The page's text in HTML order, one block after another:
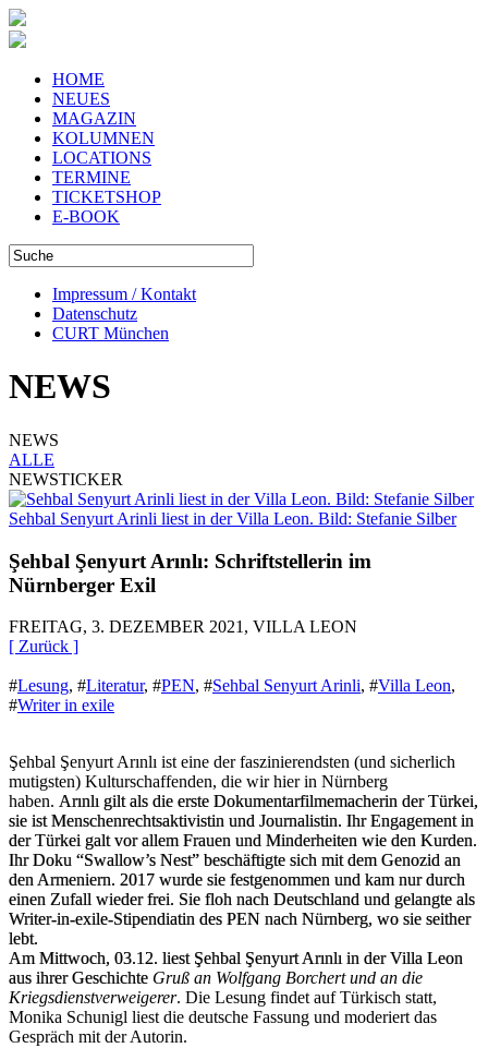
HOME
NEUES
MAGAZIN
KOLUMNEN
LOCATIONS
TERMINE
TICKETSHOP
E-BOOK
Impressum / Kontakt
Datenschutz
CURT München
NEWS
NEWS
ALLE
NEWSTICKER
Sehbal Senyurt Arinli liest in der Villa Leon. Bild: Stefanie Silber
Şehbal Şenyurt Arınlı: Schriftstellerin im
Nürnberger Exil
FREITAG, 3. DEZEMBER 2021, VILLA LEON
[ Zurück ]
#Lesung, #Literatur, #PEN, #Sehbal Senyurt Arinli, #Villa Leon,
#Writer in exile
Şehbal Şenyurt Arınlı ist eine der faszinierendsten (und sicherlich
mutigsten) Kulturschaffenden, die wir hier in Nürnberg
haben. Arınlı gilt als die erste Dokumentarfilmemacherin der Türkei,
sie ist Menschenrechtsaktivistin und Journalistin. Ihr Engagement in
der Türkei galt vor allem Frauen und Minderheiten wie den Kurden.
Ihr Doku “Swallow’s Nest” beschäftigte sich mit dem Genozid an
den Armeniern. 2017 wurde sie festgenommen und kam nur durch
einen Zufall wieder frei. Sie floh nach Deutschland und gelangte als
Writer-in-exile-Stipendiatin des PEN nach Nürnberg, wo sie seither
lebt.
Am Mittwoch, 03.12. liest Şehbal Şenyurt Arınlı in der Villa Leon
aus ihrer Geschichte Gruß an Wolfgang Borchert und an die
Kriegsdienstverweigerer. Die Lesung findet auf Türkisch statt,
Monika Schunigl liest die deutsche Fassung und moderiert das
Gespräch mit der Autorin.